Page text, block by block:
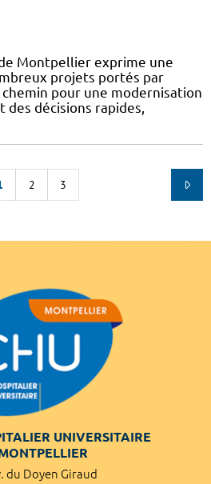
Montpellier exprime une
projets portés par
pour une modernisation
décisions rapides,
2 3
UNIVERSITAIRE
du Doyen Giraud